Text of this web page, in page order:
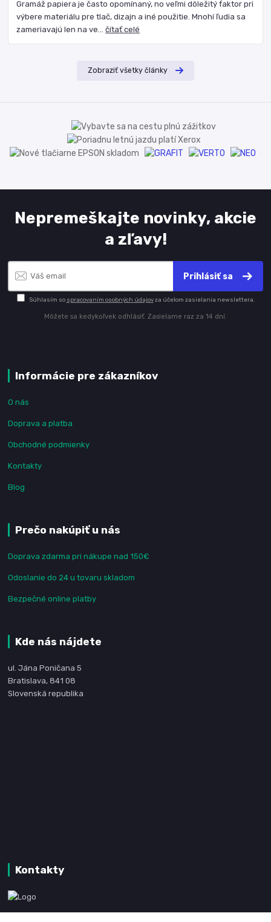
Gramáž papiera je často opomínaný, no veľmi dôležitý faktor pri
výbere materiálu pre tlač, dizajn a iné použitie. Mnohí ľudia sa
zameriavajú len na ve...čítať celé
Zobraziť všetky články
Nepremeškajte novinky, akcie
a zľavy!
Prihlásiť sa
Súhlasím so spracovaním osobných údajovza účelom zasielania newslettera.
Môžete sa kedykoľvek odhlásiť. Zasielame raz za 14 dní.
Informácie pre zákazníkov
O nás
Doprava a platba
Obchodné podmienky
Kontakty
Blog
Prečo nakúpiť u nás
Doprava zdarma pri nákupe nad 150€
Odoslanie do 24 u tovaru skladom
Bezpečné online platby
Kde nás nájdete
ul. Jána Poničana 5
Bratislava, 841 08
Slovenská republika
Kontakty